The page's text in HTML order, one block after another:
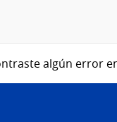
algún error